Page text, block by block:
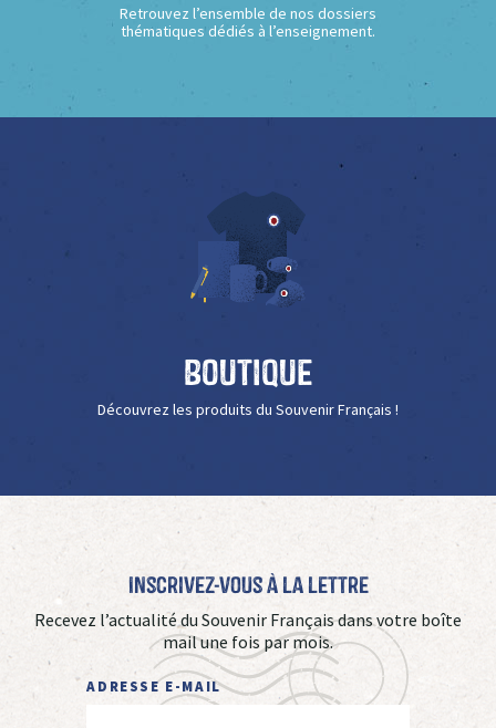
Retrouvez l’ensemble de nos dossiers
thématiques dédiés à l’enseignement.
Boutique
Découvrez les produits du Souvenir Français !
Inscrivez-vous à La Lettre
Recevez l’actualité du Souvenir Français dans votre boîte
mail une fois par mois.
ADRESSE E-MAIL